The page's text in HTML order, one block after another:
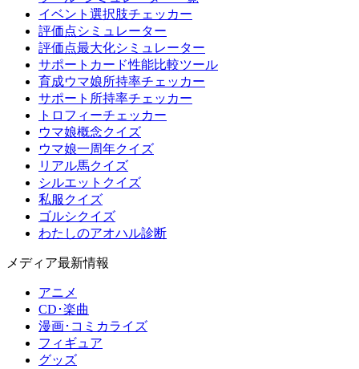
イベント選択肢チェッカー
評価点シミュレーター
評価点最大化シミュレーター
サポートカード性能比較ツール
育成ウマ娘所持率チェッカー
サポート所持率チェッカー
トロフィーチェッカー
ウマ娘概念クイズ
ウマ娘一周年クイズ
リアル馬クイズ
シルエットクイズ
私服クイズ
ゴルシクイズ
わたしのアオハル診断
メディア最新情報
アニメ
CD･楽曲
漫画･コミカライズ
フィギュア
グッズ